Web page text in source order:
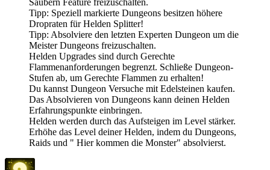
Säubern Feature freizuschalten.
Tipp: Speziell markierte Dungeons besitzen höhere
Dropraten für Helden Splitter!
Tipp: Absolviere den letzten Experten Dungeon um die
Meister Dungeons freizuschalten.
Helden Upgrades sind durch Gerechte
Flammenanforderungen begrenzt. Schließe Dungeon-
Stufen ab, um Gerechte Flammen zu erhalten!
Du kannst Dungeon Versuche mit Edelsteinen kaufen.
Das Absolvieren von Dungeons kann deinen Helden
Erfahrungspunkte einbringen.
Helden werden durch das Aufsteigen im Level stärker.
Erhöhe das Level deiner Helden, indem du Dungeons,
Raids und " Hier kommen die Monster" absolvierst.